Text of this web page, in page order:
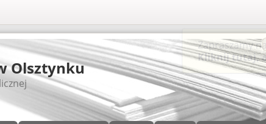
Olsztynku